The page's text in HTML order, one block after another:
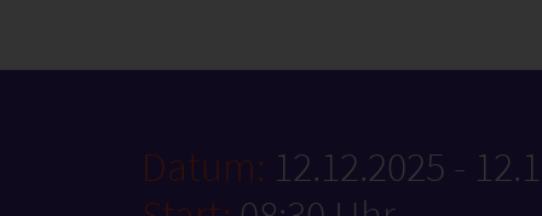
Datum: 12.12.2025 -